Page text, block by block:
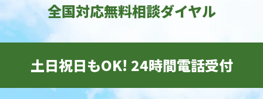
全国対応無料相談ダイヤル
土日祝日もOK! 24時間電話受付